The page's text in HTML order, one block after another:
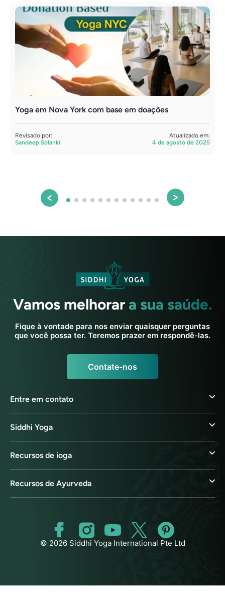
Yoga em Nova York com base em doações
Revisado por:
Sandeep Solanki
Atualizado em:
4 de agosto de 2025
Vamos melhorar a sua saúde.
Fique à vontade para nos enviar quaisquer perguntas
que você possa ter. Teremos prazer em respondê-las.
Contate-nos
Entre em contato
Siddhi Yoga
Recursos de ioga
Recursos de Ayurveda
© 2026 Siddhi Yoga International Pte Ltd